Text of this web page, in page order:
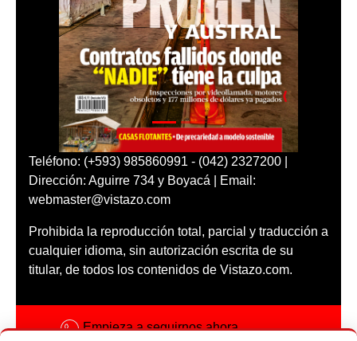
Teléfono: (+593) 985860991 - (042) 2327200 |
Dirección: Aguirre 734 y Boyacá | Email:
webmaster@vistazo.com
Prohibida la reproducción total, parcial y traducción a
cualquier idioma, sin autorización escrita de su
titular, de todos los contenidos de Vistazo.com.
Empieza a seguirnos ahora